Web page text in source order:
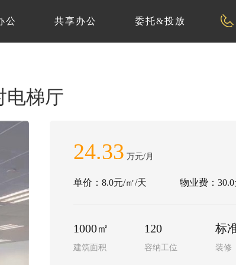
公 共享办公 委托&投放
电梯厅
24.33 万元/月
单价：8.0元/㎡/天 物业费：30.0
1000㎡
建筑面积
120
容纳工位
标
装修